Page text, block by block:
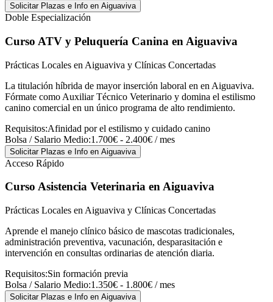
Solicitar Plazas e Info en Aiguaviva
Doble Especialización
Curso ATV y Peluquería Canina en Aiguaviva
Prácticas Locales en Aiguaviva y Clínicas Concertadas
La titulación híbrida de mayor inserción laboral en en Aiguaviva.
Fórmate como Auxiliar Técnico Veterinario y domina el estilismo
canino comercial en un único programa de alto rendimiento.
Requisitos:Afinidad por el estilismo y cuidado canino
Bolsa / Salario Medio:1.700€ - 2.400€ / mes
Solicitar Plazas e Info en Aiguaviva
Acceso Rápido
Curso Asistencia Veterinaria en Aiguaviva
Prácticas Locales en Aiguaviva y Clínicas Concertadas
Aprende el manejo clínico básico de mascotas tradicionales,
administración preventiva, vacunación, desparasitación e
intervención en consultas ordinarias de atención diaria.
Requisitos:Sin formación previa
Bolsa / Salario Medio:1.350€ - 1.800€ / mes
Solicitar Plazas e Info en Aiguaviva